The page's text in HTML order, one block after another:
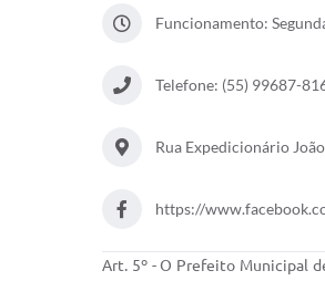
Funcionamento:
Telefone: (55) 99687-
Rua Expedicionário
https://
Art. 5º - O Prefeito Municipal